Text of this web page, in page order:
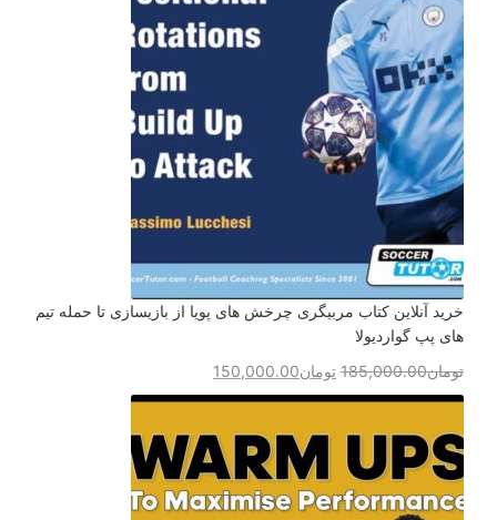
خرید آنلاین کتاب مربیگری چرخش های پویا از بازیسازی تا حمله تیم
های پپ گواردیولا
تومان185,000.00 تومان150,000.00